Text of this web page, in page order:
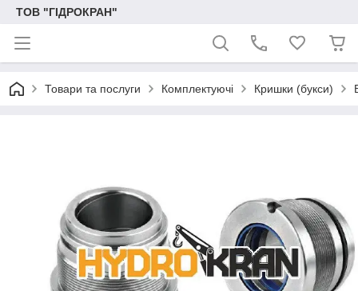
ТОВ "ГІДРОКРАН"
Товари та послуги Комплектуючі Кришки (букси)